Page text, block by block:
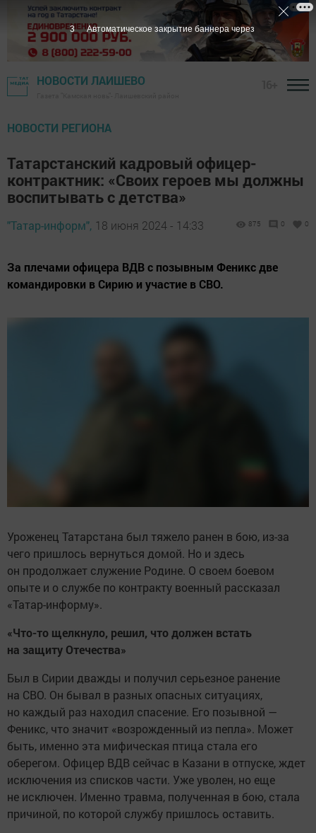
НОВОСТИ ЛАИШЕВО
НОВОСТИ РЕГИОНА
Татарстанский кадровый офицер-
контрактник: «Своих героев мы должны
воспитывать с детства»
"Татар-информ", 18 июня 2024 - 14:33 875 0 0
За плечами офицера ВДВ с позывным Феникс две
командировки в Сирию и участие в СВО.
Уроженец Татарстана был тяжело ранен в бою, из-за
чего пришлось вернуться домой. Но и здесь
он продолжает служение Родине. О своем боевом
опыте и о службе по контракту военный рассказал
«Татар-информу».
«Что-то щелкнуло, решил, что должен встать
на защиту Отечества»
Был в Сирии дважды и получил серьезное ранение
на СВО. Он бывал в разных опасных ситуациях,
но каждый раз находил спасение. Его позывной —
Феникс, что значит «возрожденный из пепла». Может
быть, именно эта мифическая птица стала его
оберегом. Офицер ВДВ сейчас в Казани в отпуске, ждет
исключения из списков части. Уже уволен, но еще
не исключен. Именно травма, полученная в бою, стала
причиной, по которой службу пришлось оставить.
1 Автоматическое закрытие баннера через